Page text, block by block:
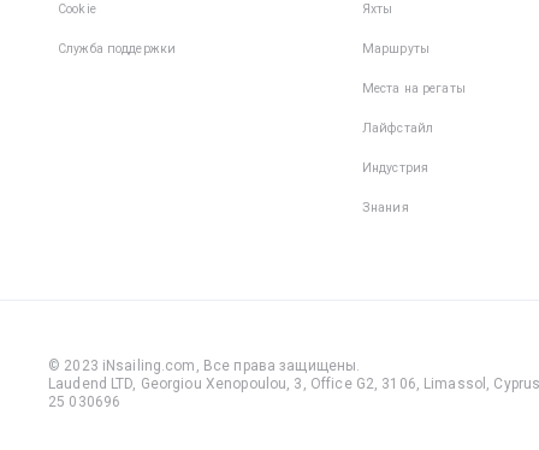
Cookie
Служба поддержки
Яхты
Маршруты
Места на регаты
Лайфстайл
Индустрия
Знания
© 2023 iNsailing.com, Все права защищены.
Laudend LTD, Georgiou Xenopoulou, 3, Office G2, 3106, Limassol,
25 030696